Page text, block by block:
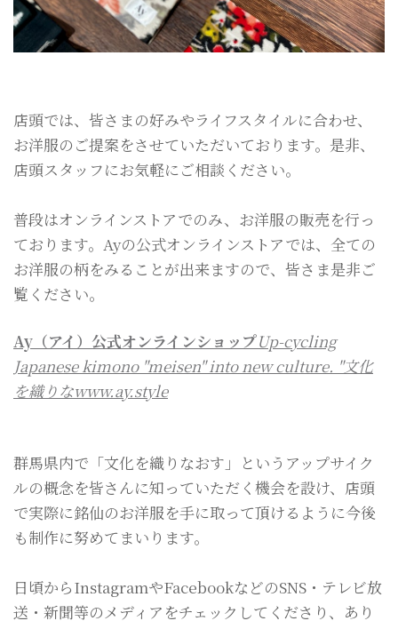
店頭では、皆さまの好みやライフスタイルに合わせ、
お洋服のご提案をさせていただいております。是非、
店頭スタッフにお気軽にご相談ください。
普段はオンラインストアでのみ、お洋服の販売を行っ
ております。Ayの公式オンラインストアでは、全ての
お洋服の柄をみることが出来ますので、皆さま是非ご
覧ください。
Ay（アイ）公式オンラインショップUp-cycling
Japanese kimono "meisen" into new culture. "文化
を織りなwww.ay.style
群馬県内で「文化を織りなおす」というアップサイク
ルの概念を皆さんに知っていただく機会を設け、店頭
で実際に銘仙のお洋服を手に取って頂けるように今後
も制作に努めてまいります。
日頃からInstagramやFacebookなどのSNS・テレビ放
送・新聞等のメディアをチェックしてくださり、あり